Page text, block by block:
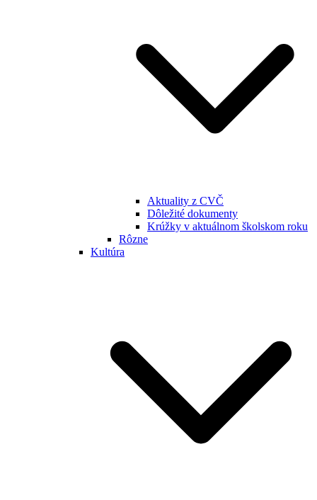
Aktuality z CVČ
Dôležité dokumenty
Krúžky v aktuálnom školskom roku
Rôzne
Kultúra